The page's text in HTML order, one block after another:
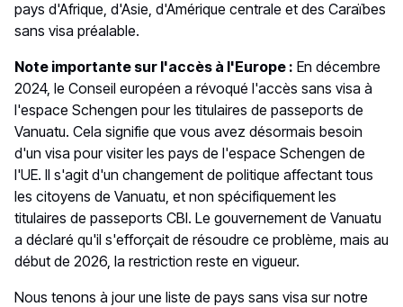
pays d'Afrique, d'Asie, d'Amérique centrale et des Caraïbes
sans visa préalable.
Note importante sur l'accès à l'Europe : En décembre
2024, le Conseil européen a révoqué l'accès sans visa à
l'espace Schengen pour les titulaires de passeports de
Vanuatu. Cela signifie que vous avez désormais besoin
d'un visa pour visiter les pays de l'espace Schengen de
l'UE. Il s'agit d'un changement de politique affectant tous
les citoyens de Vanuatu, et non spécifiquement les
titulaires de passeports CBI. Le gouvernement de Vanuatu
a déclaré qu'il s'efforçait de résoudre ce problème, mais au
début de 2026, la restriction reste en vigueur.
Nous tenons à jour une liste de pays sans visa sur notre